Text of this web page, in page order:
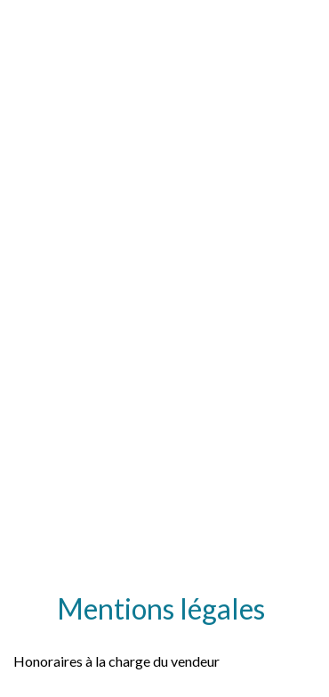
Mentions légales
Honoraires à la charge du vendeur